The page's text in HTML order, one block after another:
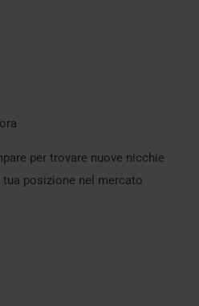
per trovare nuove nicchie
posizione nel mercato